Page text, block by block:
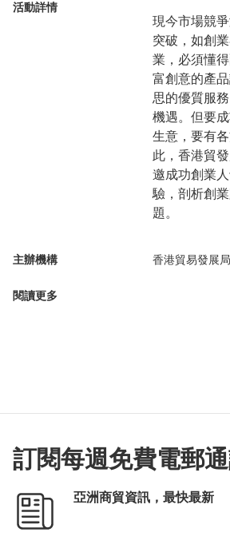
活動詳情
現今市場競
突破，如創
業，必須懂
富創意的產
思的優質服
機遇。但要
生意，要有
此，香港貿
邀成功創業
驗，剖析創
題。
主辦機構 香港貿易發展局
閱讀更多
訂閱每週免費電郵
亞洲商貿資訊，最快最新